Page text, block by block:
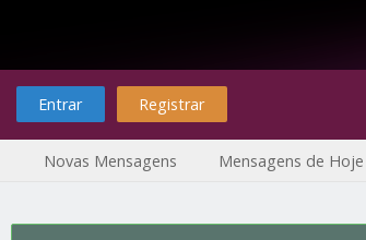
Entrar Registrar
Novas Mensagens Mensagens de Hoje